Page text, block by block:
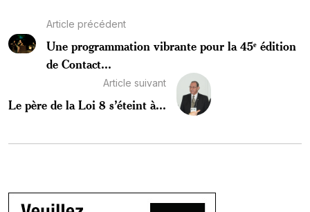
Article précédent
Une programmation vibrante pour la 45ᵉ édition
de Contact...
Article suivant
Le père de la Loi 8 s’éteint à...